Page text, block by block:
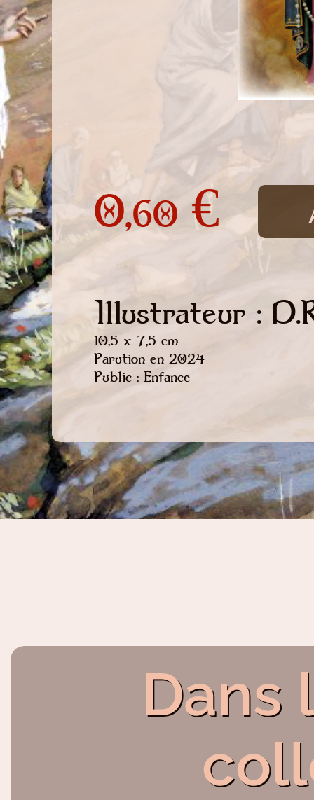
0,60 €
Illustrateur :
10,5 x 7,5 cm
Parution en 2024
Public : Enfance
Dans